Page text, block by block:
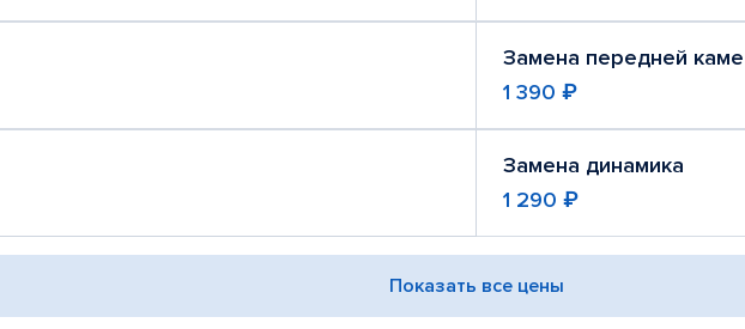
Замена передней
1 390 ₽
Замена динамика
1 290 ₽
Показать все цены